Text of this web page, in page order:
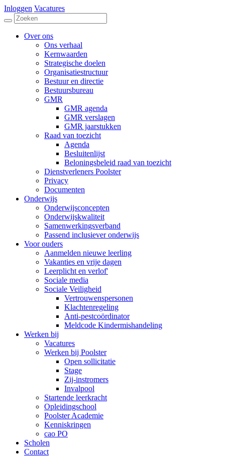
Inloggen Vacatures
Over ons
Ons verhaal
Kernwaarden
Strategische doelen
Organisatiestructuur
Bestuur en directie
Bestuursbureau
GMR
GMR agenda
GMR verslagen
GMR jaarstukken
Raad van toezicht
Agenda
Besluitenlijst
Beloningsbeleid raad van toezicht
Dienstverleners Poolster
Privacy
Documenten
Onderwijs
Onderwijsconcepten
Onderwijskwaliteit
Samenwerkingsverband
Passend inclusiever onderwijs
Voor ouders
Aanmelden nieuwe leerling
Vakanties en vrije dagen
Leerplicht en verlof'
Sociale media
Sociale Veiligheid
Vertrouwenspersonen
Klachtenregeling
Anti-pestcoördinator
Meldcode Kindermishandeling
Werken bij
Vacatures
Werken bij Poolster
Open sollicitatie
Stage
Zij-instromers
Invalpool
Startende leerkracht
Opleidingschool
Poolster Academie
Kenniskringen
cao PO
Scholen
Contact